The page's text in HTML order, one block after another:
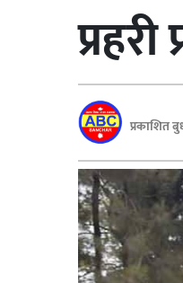
प्रकाशित